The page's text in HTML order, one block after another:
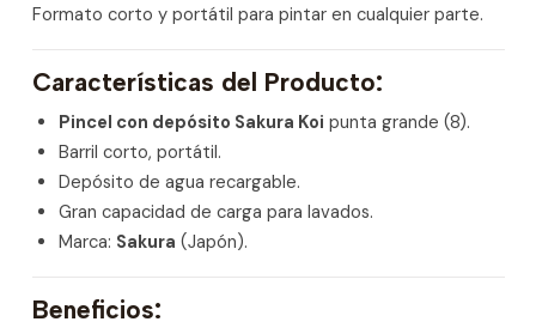
Formato corto y portátil para pintar en cualquier parte.
Características del Producto:
Pincel con depósito Sakura Koi punta grande (8).
Barril corto, portátil.
Depósito de agua recargable.
Gran capacidad de carga para lavados.
Marca: Sakura (Japón).
Beneficios: